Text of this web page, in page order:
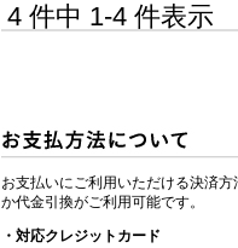
4 件中 1-4 件表
お支払いにご利用いただける決済
か代金引換がご利用可能です。
・対応クレジットカード